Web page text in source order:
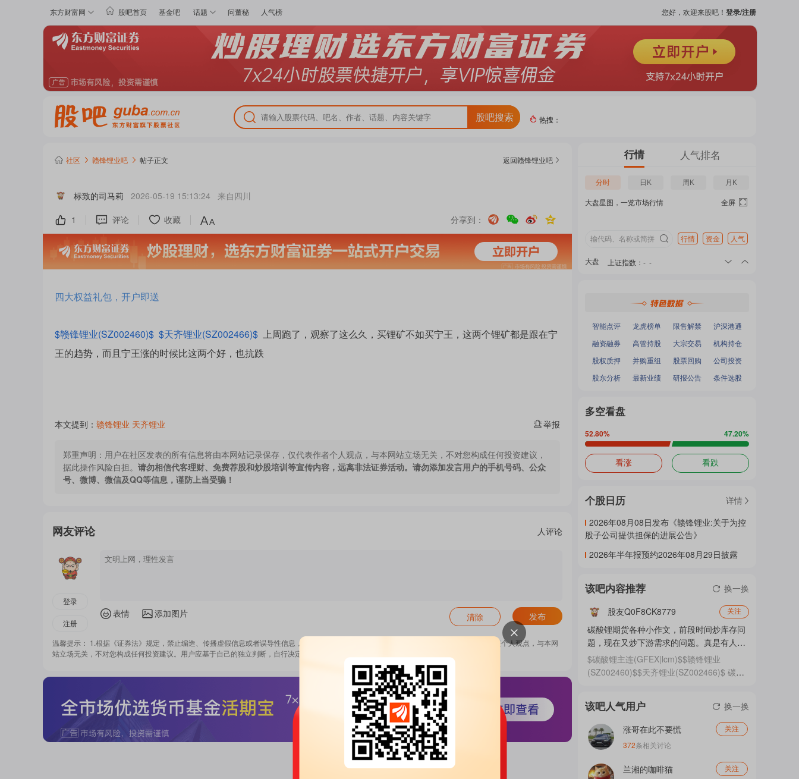
东方财富网 股吧首页 基金吧 话题 问董秘 人气榜 您好，欢迎来股吧！ 登录/注册
股吧搜索
热门
吧
热
念
我
热搜：
社区 赣锋锂业吧 帖子正文 返回赣锋锂业吧
标致的司马莉 2026-05-19 15:13:24 来自 四川
1
评论 收藏 分享到：
四大权益礼包，开户即送
$赣锋锂业(SZ002460)$ $天齐锂业(SZ002466)$ 上周跑了，观察了这么久，买锂矿不如买宁王，这两个锂矿都是跟在宁
王的趋势，而且宁王涨的时候比这两个好，也抗跌
本文提到： 赣锋锂业 天齐锂业 举报
郑重声明： 用户在社区发表的所有信息将由本网站记录保存，仅代表作者个人观点，与本网站立场无关，不对您构成任何投资建议，
据此操作风险自担。 请勿相信代客理财、免费荐股和炒股培训等宣传内容，远离非法证券活动。请勿添加发言用户的手机号码、公众
号、微博、微信及QQ等信息，谨防上当受骗！
网友评论 人评论
登录
注册
表情 添加图片 清除 发布
温馨提示： 1.根据《证券法》规定，禁止编造、传播虚假信息或者误导性信息，扰乱证券市场；2.用户在本社区发表的所有资料、言论等仅代表个人观点，与本网
站立场无关，不对您构成任何投资建议。用户应基于自己的独立判断，自行决定证券投资并承担相应风险。
行情 人气排名
分时 日K 周K 月K
大盘星图，一览市场行情 全屏
行情 资金 人气
大盘 上证指数 ： - -
：- -
智能点评 龙虎榜单 限售解禁
沪深港通
融资融券
高管持股 大宗交易
机构持仓
股权质押
并购重组 股票回购
公司投资
股东分析
最新业绩 研报公告 条件选股
多空看盘
52.80% 47.20%
看涨 看跌
个股日历
详情
2026年08月08日发布《赣锋锂业:关于为控
股子公司提供担保的进展公告》
2026年半年报预约2026年08月29日披露
该吧内容推荐 换一换
股友Q0F8CK8779 关注
碳酸锂期货各种小作文，前段时间炒库存问
题，现在又炒下游需求的问题。真是有人见
不得
$碳酸锂主连(GFEX|lcm)$$赣锋锂业
(SZ002460)$$天齐锂业(SZ002466)$ 碳酸
得价格上涨。
该吧人气用户 换一换
涨哥在此不要慌 关注
372条相关讨论
兰湘的咖啡猫 关注